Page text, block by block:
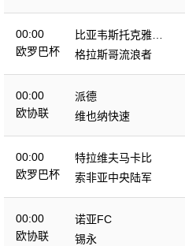
00:00
欧罗巴杯
比亚韦斯托克雅盖
隆
格拉斯哥流浪者
00:00
欧协联
派德
维也纳快速
00:00
欧罗巴杯
特拉维夫马卡比
索非亚中央陆军
00:00
欧协联
诺亚FC
锡永